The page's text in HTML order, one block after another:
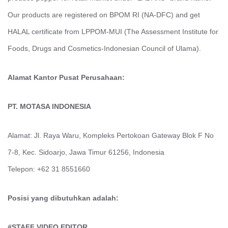
Our products are registered on BPOM RI (NA-DFC) and get
HALAL certificate from LPPOM-MUI (The Assessment Institute for
Foods, Drugs and Cosmetics-Indonesian Council of Ulama).
Alamat Kantor Pusat Perusahaan:
PT. MOTASA INDONESIA
Alamat: Jl. Raya Waru, Kompleks Pertokoan Gateway Blok F No
7-8, Kec. Sidoarjo, Jawa Timur 61256, Indonesia
Telepon: +62 31 8551660
Posisi yang dibutuhkan adalah: